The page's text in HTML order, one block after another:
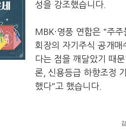
성을 강조했습니다.
MBK·영풍 연합은 "주
회장의 자기주식 공개매
다는 점을 깨달았기 때
론, 신용등급 하향조정
했다"고 했습니다.